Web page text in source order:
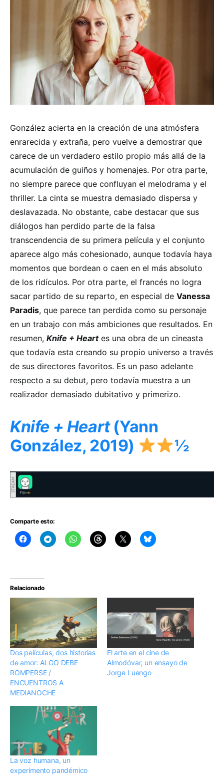
González acierta en la creación de una atmósfera
enrarecida y extraña, pero vuelve a demostrar que
carece de un verdadero estilo propio más allá de la
acumulación de guiños y homenajes. Por otra parte,
no siempre parece que confluyan el melodrama y el
thriller. La cinta se muestra demasiado dispersa y
deslavazada. No obstante, cabe destacar que sus
diálogos han perdido parte de la falsa
transcendencia de su primera película y el conjunto
aparece algo más cohesionado, aunque todavía haya
momentos que bordean o caen en el más absoluto
de los ridículos. Por otra parte, el francés no logra
sacar partido de su reparto, en especial de Vanessa
Paradis, que parece tan perdida como su personaje
en un trabajo con más ambiciones que resultados. En
resumen, Knife + Heartes una obra de un cineasta
que todavía esta creando su propio universo a través
de sus directores favoritos. Es un paso adelante
respecto a su debut, pero todavía muestra a un
realizador demasiado dubitativo y primerizo.
Knife + Heart(Yann
González, 2019)
½
Comparte esto:
Relacionado
Dos películas, dos historias
de amor: ALGO DEBE
ROMPERSE /
ENCUENTROS A
MEDIANOCHE
El arte en el cine de
Almodóvar, un ensayo de
Jorge Luengo
La voz humana, un
experimento pandémico